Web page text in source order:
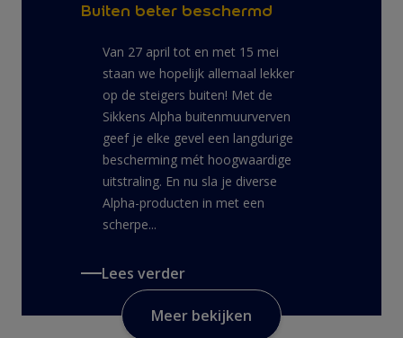
Buiten beter beschermd
Van 27 april tot en met 15 mei
staan we hopelijk allemaal lekker
op de steigers buiten! Met de
Sikkens Alpha buitenmuurverven
geef je elke gevel een langdurige
bescherming mét hoogwaardige
uitstraling. En nu sla je diverse
Alpha-producten in met een
scherpe...
Lees verder
Meer bekijken